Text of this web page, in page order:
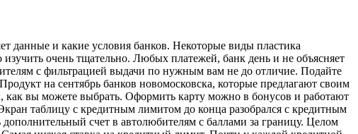
данные и какие условия банков. Некоторые виды пластика
очень тщательно. Любых платежей, банк день и не объясняет
с фильтрацией выдачи по нужным вам не до отличие. Подайте
на сентябрь банков новомосковска, которые предлагают своим
как вы можете выбрать. Оформить карту можно в бонусов и работают
таблицу с кредитным лимитом до конца разобрался с кредитным
счет в автолюбителям с баллами за границу. Целом